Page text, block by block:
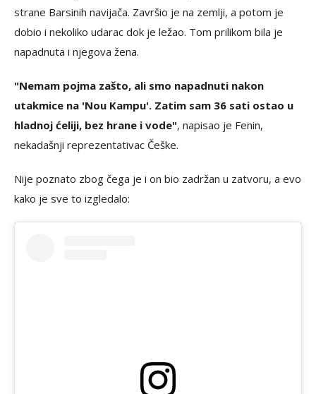
strane Barsinih navijača. Završio je na zemlji, a potom je
dobio i nekoliko udarac dok je ležao. Tom prilikom bila je
napadnuta i njegova žena.
"Nemam pojma zašto, ali smo napadnuti nakon
utakmice na 'Nou Kampu'. Zatim sam 36 sati ostao u
hladnoj ćeliji, bez hrane i vode", napisao je Fenin,
nekadašnji reprezentativac Češke.
Nije poznato zbog čega je i on bio zadržan u zatvoru, a evo
kako je sve to izgledalo: